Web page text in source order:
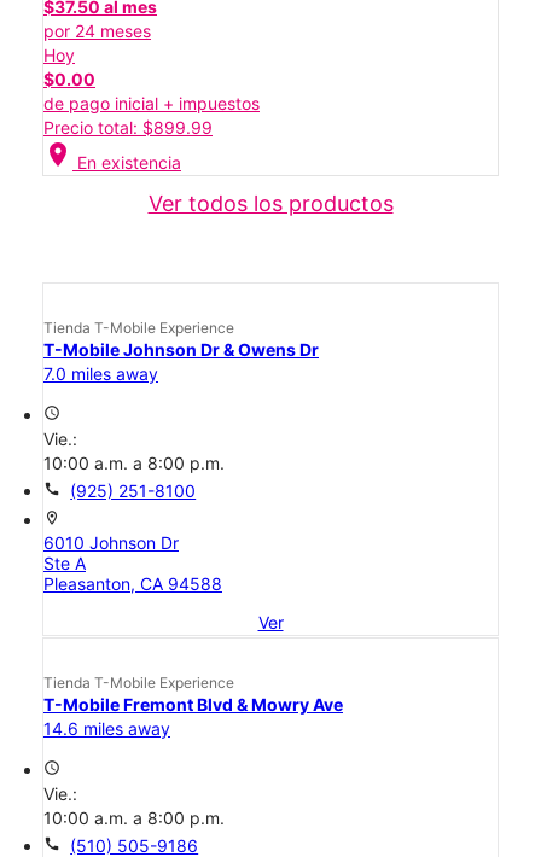
$37.50 al mes
por 24 meses
Hoy
$0.00
de pago inicial + impuestos
Precio total: $899.99
location_on En existencia
Ver todos los productos
Tienda T-Mobile Experience
T-Mobile Johnson Dr & Owens Dr
7.0 miles away
access_time
Vie.:
10:00 a.m. a 8:00 p.m.
call (925) 251-8100
location_on
6010 Johnson Dr
Ste A
Pleasanton, CA 94588
Ver
Tienda T-Mobile Experience
T-Mobile Fremont Blvd & Mowry Ave
14.6 miles away
access_time
Vie.:
10:00 a.m. a 8:00 p.m.
call (510) 505-9186